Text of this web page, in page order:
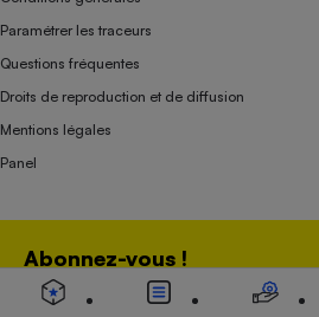
Abonnez-vous !
Bénéficiez d'une expertise unique
Paramétrer les traceurs
Questions fréquentes
Droits de reproduction et de diffusion
Mentions légales
Panel
Association indépendante de l’État, des
distributeurs depuis 1951.